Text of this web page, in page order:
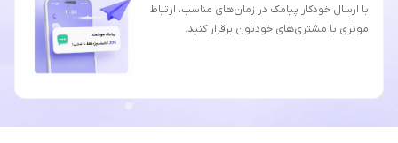
با ارسال خودکار پیامک در زمان‌های مناسب، ارتباط
موثری با مشتری‌های خودتون برقرار کنید.